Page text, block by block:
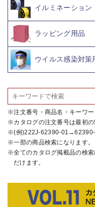
イルミネーション
ラッピング用品
ウイルス感染対策
注文番号・商品名・キーワ
カタログの注文番号は最初
(例)222J-62390-
一部の商品検索になります。
全てのカタログ掲載品の検
だけます。